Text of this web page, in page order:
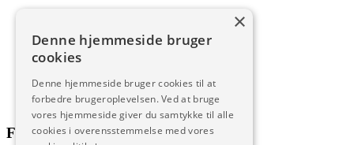
7:00 – 15:00
Salgs- og leveringsbetingelser
Code of Conduct
Download
Følg med på
×
Denne hjemmeside bruger
cookies
Denne hjemmeside bruger cookies til at
forbedre brugeroplevelsen. Ved at bruge
vores hjemmeside giver du samtykke til alle
cookies i overensstemmelse med vores